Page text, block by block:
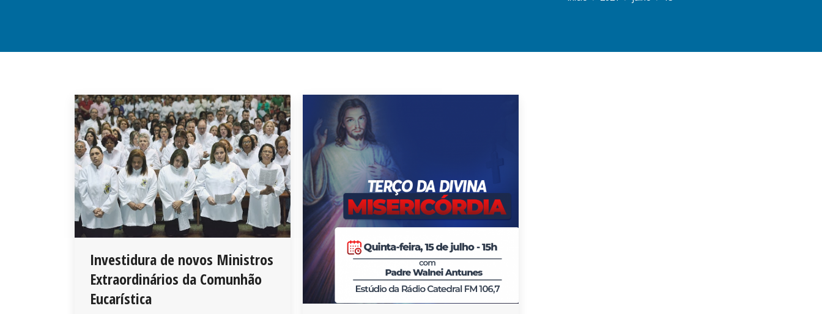
Investidura de novos Ministros
Extraordinários da Comunhão
Eucarística